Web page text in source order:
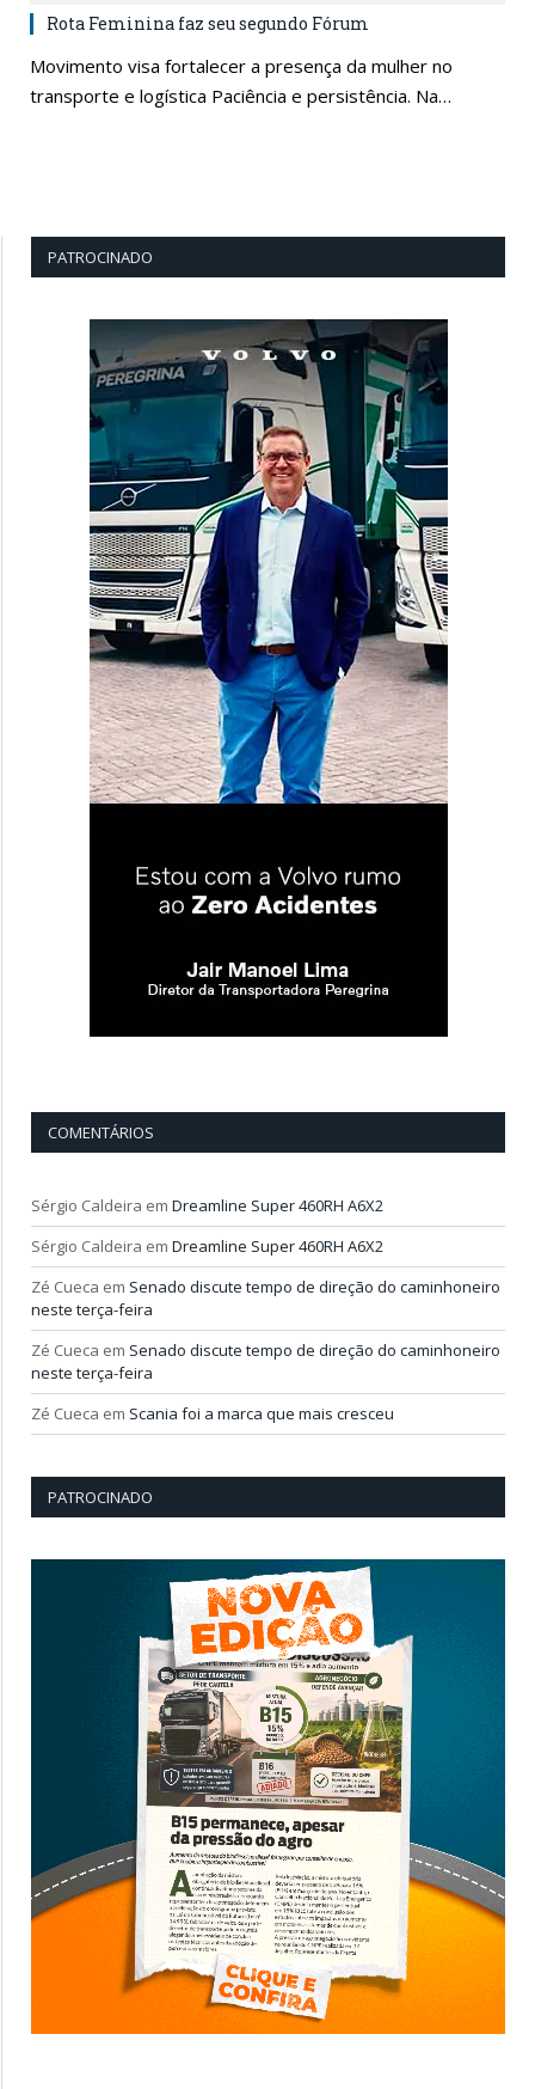
Rota Feminina faz seu segundo Fórum
Movimento visa fortalecer a presença da mulher no
transporte e logística Paciência e persistência. Na…
PATROCINADO
COMENTÁRIOS
Sérgio Caldeira em Dreamline Super 460RH A6X2
Sérgio Caldeira em Dreamline Super 460RH A6X2
Zé Cueca em Senado discute tempo de direção do caminhoneiro
neste terça-feira
Zé Cueca em Senado discute tempo de direção do caminhoneiro
neste terça-feira
Zé Cueca em Scania foi a marca que mais cresceu
PATROCINADO